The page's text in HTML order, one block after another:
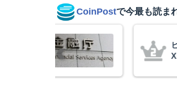
CoinPostで今最も読ま